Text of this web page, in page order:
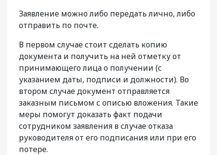
Заявление можно либо передать лично, либо
отправить по почте.
В первом случае стоит сделать копию
документа и получить на ней отметку от
принимающего лица о получении (с
указанием даты, подписи и должности). Во
втором случае документ отправляется
заказным письмом с описью вложения. Такие
меры помогут доказать факт подачи
сотрудником заявления в случае отказа
руководителя от его подписания или при его
потере.